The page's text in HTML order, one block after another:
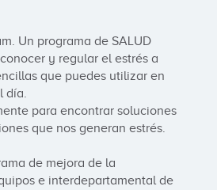
Un programa de SALUD
y regular el estrés a
que puedes utilizar en
día.
para encontrar soluciones
que nos generan estrés.
de mejora de la
e interdepartamental de